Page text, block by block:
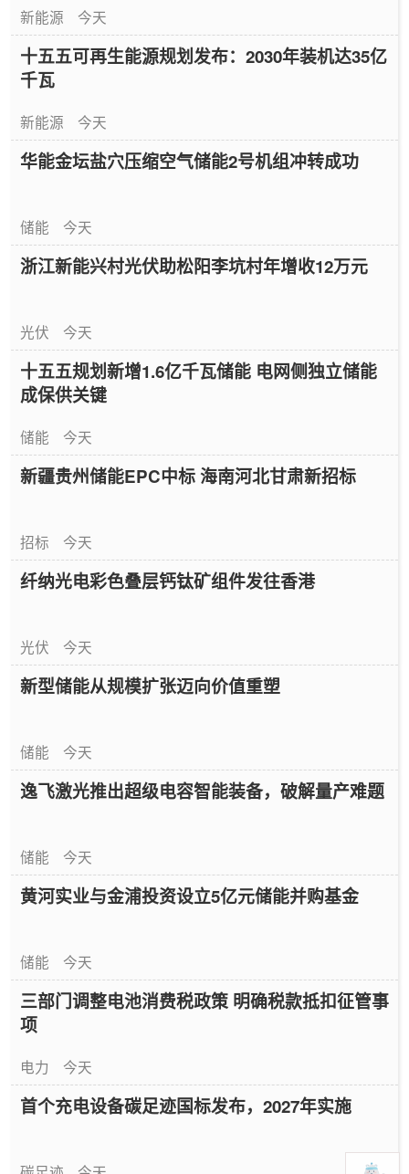
新能源 今天
十五五可再生能源规划发布：2030年装机达35亿
千瓦
新能源 今天
华能金坛盐穴压缩空气储能2号机组冲转成功
储能 今天
浙江新能兴村光伏助松阳李坑村年增收12万元
光伏 今天
十五五规划新增1.6亿千瓦储能 电网侧独立储能
成保供关键
储能 今天
新疆贵州储能EPC中标 海南河北甘肃新招标
招标 今天
纤纳光电彩色叠层钙钛矿组件发往香港
光伏 今天
新型储能从规模扩张迈向价值重塑
储能 今天
逸飞激光推出超级电容智能装备，破解量产难题
储能 今天
黄河实业与金浦投资设立5亿元储能并购基金
储能 今天
三部门调整电池消费税政策 明确税款抵扣征管事
项
电力 今天
首个充电设备碳足迹国标发布，2027年实施